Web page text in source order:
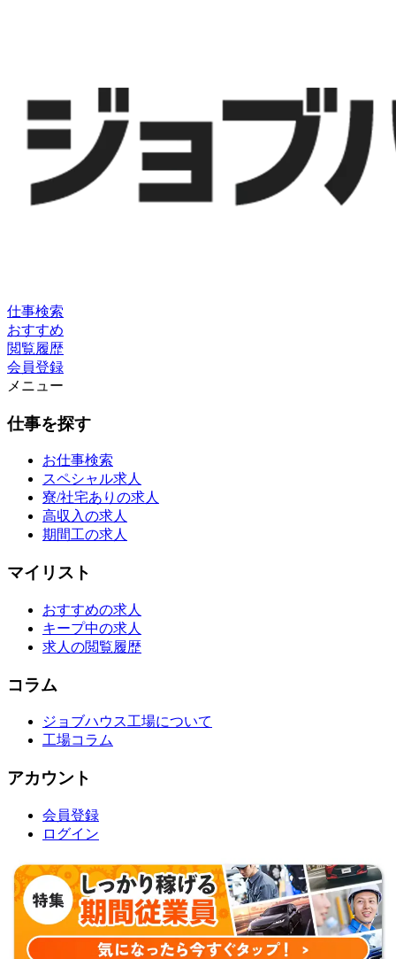
仕事検索
おすすめ
閲覧履歴
会員登録
メニュー
仕事を探す
お仕事検索
スペシャル求人
寮/社宅ありの求人
高収入の求人
期間工の求人
マイリスト
おすすめの求人
キープ中の求人
求人の閲覧履歴
コラム
ジョブハウス工場について
工場コラム
アカウント
会員登録
ログイン